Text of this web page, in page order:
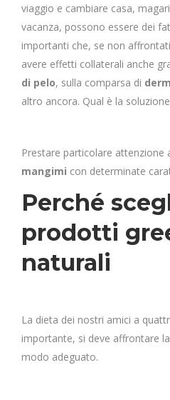
viaggio e cambiare casa,
vacanza, possono essere dei
importanti che, se non
avere effetti collaterali anche
di pelo, sulla comparsa di
altro ancora. Qual è la
Prestare particolare attenzione
mangimi con determinate
Perché
prodotti
naturali
La dieta dei nostri amici a
importante, si deve affrontare
modo adeguato.